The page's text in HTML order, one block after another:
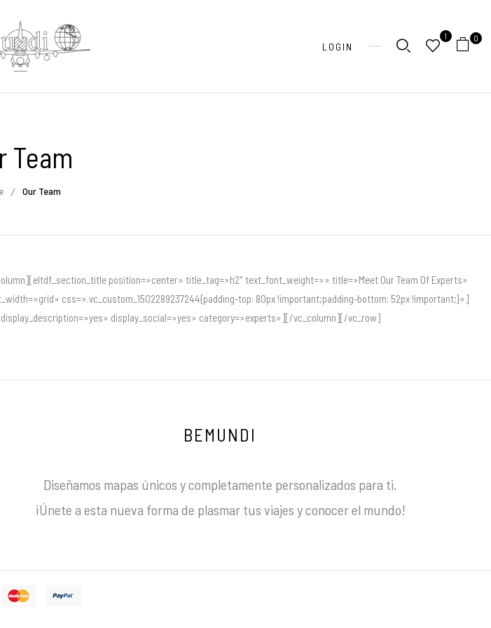
LOGIN
1 0
Team
Our Team
position=»center» title_tag=»h2″ text_font_weight=»» title=»Meet Our Team Of Experts»
css=».vc_custom_1502289237244{padding-top: 80px !important;padding-bottom: 52px !important;}»]
display_social=»yes» category=»experts»][/vc_column][/vc_row]
BEMUNDI
Diseñamos mapas únicos y completamente personalizados para ti.
¡Únete a esta nueva forma de plasmar tus viajes y conocer el mundo!